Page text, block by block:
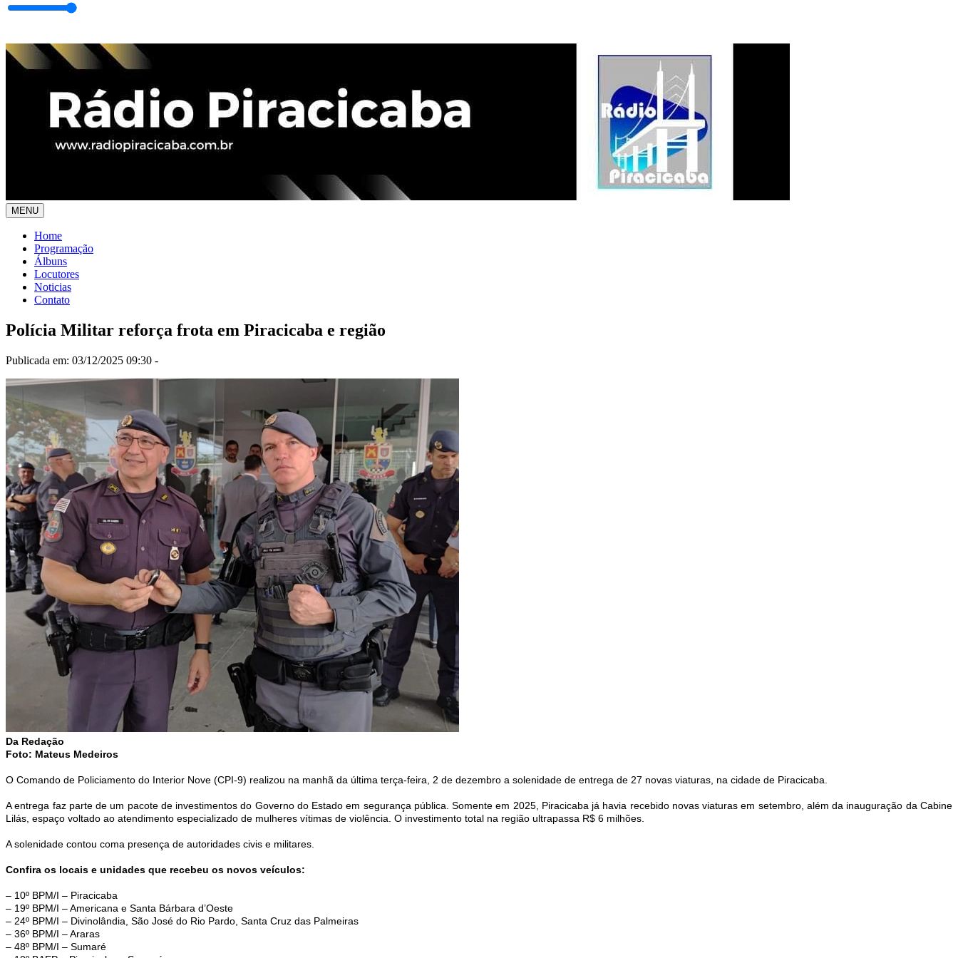
MENU
Home
Programação
Álbuns
Locutores
Noticias
Contato
Polícia Militar reforça frota em Piracicaba e região
Publicada em: 03/12/2025 09:30 -
Da Redação
Foto: Mateus Medeiros
O Comando de Policiamento do Interior Nove (CPI-9) realizou na manhã da última terça-feira, 2 de dezembro a solenidade de entrega de 27 novas viaturas, na cidade de Piracicaba.
A entrega faz parte de um pacote de investimentos do Governo do Estado em segurança pública. Somente em 2025, Piracicaba já havia recebido novas viaturas em setembro, além da inauguração da Cabine
Lilás, espaço voltado ao atendimento especializado de mulheres vítimas de violência. O investimento total na região ultrapassa R$ 6 milhões.
A solenidade contou coma presença de autoridades civis e militares.
Confira os locais e unidades que recebeu os novos veículos:
– 10º BPM/I – Piracicaba
– 19º BPM/I – Americana e Santa Bárbara d’Oeste
– 24º BPM/I – Divinolândia, São José do Rio Pardo, Santa Cruz das Palmeiras
– 36º BPM/I – Araras
– 48º BPM/I – Sumaré